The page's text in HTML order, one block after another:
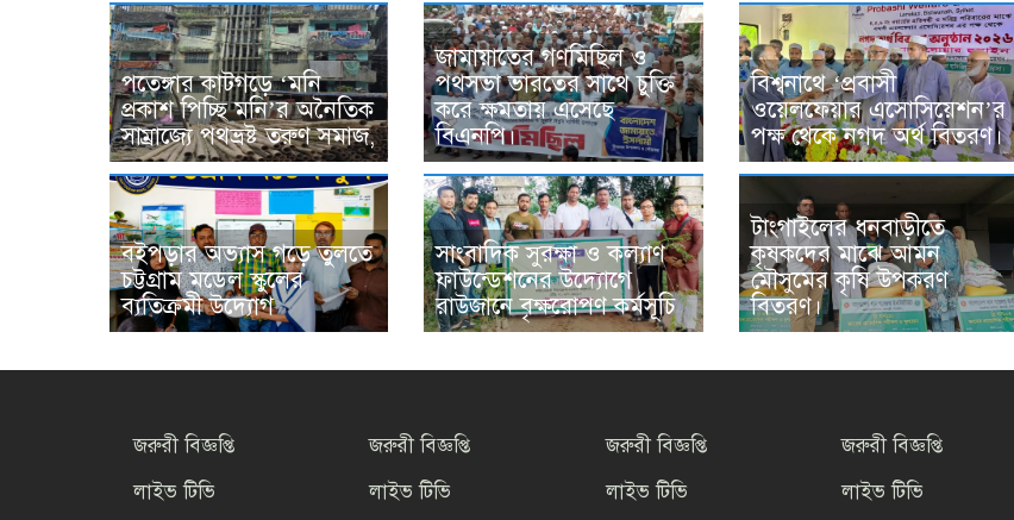
পতেঙ্গার কাটগড়ে ‘মনি
প্রকাশ পিচ্ছি মনি’র অনৈতিক
সাম্রাজ্যে পথভ্রষ্ট তরুণ সমাজ,
জামায়াতের গণমিছিল ও
পথসভা ভারতের সাথে চুক্তি
করে ক্ষমতায় এসেছে
বিএনপি।
বিশ্বনাথে ‘প্রবাসী
ওয়েলফেয়ার এসোসিয়েশন’র
পক্ষ থেকে নগদ অর্থ বিতরণ।
বইপড়ার অভ্যাস গড়ে তুলতে
চট্টগ্রাম মডেল স্কুলের
ব্যতিক্রমী উদ্যোগ
সাংবাদিক সুরক্ষা ও কল্যাণ
ফাউন্ডেশনের উদ্যোগে
রাউজানে বৃক্ষরোপণ কর্মসূচি
টাংগাইলের ধনবাড়ীতে
কৃষকদের মাঝে আমন
মৌসুমের কৃষি উপকরণ
বিতরণ।
জরুরী বিজ্ঞপ্তি
লাইভ টিভি
জরুরী বিজ্ঞপ্তি
লাইভ টিভি
জরুরী বিজ্ঞপ্তি
লাইভ টিভি
জরুরী বিজ্ঞপ্তি
লাইভ টিভি